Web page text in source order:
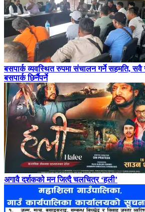
बसपार्क व्यवस्थित रुपमा संचालन गर्ने सहमति, सवै
बसपार्क छिर्नैपर्ने
अगावै दर्शकको मन जित्दै चलचित्र ‘हली’